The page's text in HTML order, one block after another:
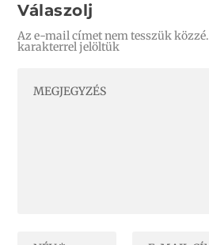
Válaszolj
Az e-mail címet nem tesszük közzé.
karakterrel jelöltük